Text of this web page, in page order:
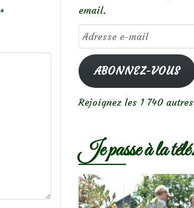
*
email.
Adresse
e-
mailABONNEZ-VOUS
Rejoignez les 1 740
Je passe à la